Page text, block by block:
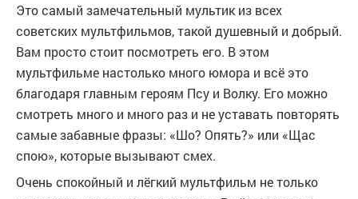
Это самый замечательный мультик из всех
советских мультфильмов, такой душевный и добрый.
Вам просто стоит посмотреть его. В этом
мультфильме настолько много юмора и всё это
благодаря главным героям Псу и Волку. Его можно
смотреть много и много раз и не уставать повторять
самые забавные фразы: «Шо? Опять?» или «Щас
спою», которые вызывают смех.
Очень спокойный и лёгкий мультфильм не только